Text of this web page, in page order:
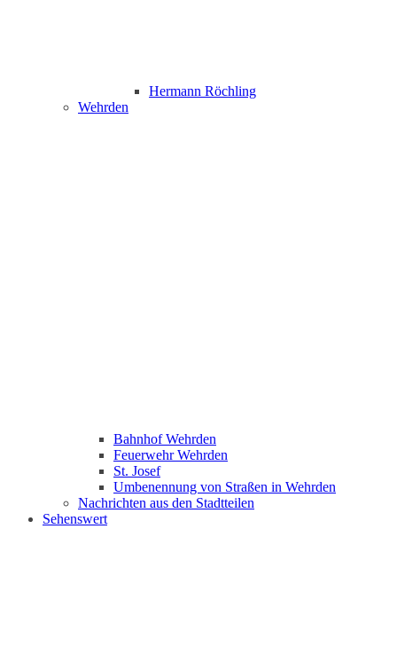
Hermann Röchling
Wehrden
Bahnhof Wehrden
Feuerwehr Wehrden
St. Josef
Umbenennung von Straßen in Wehrden
Nachrichten aus den Stadtteilen
Sehenswert